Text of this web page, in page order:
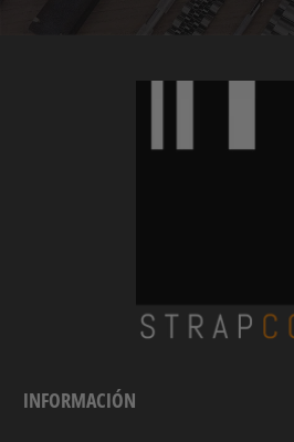
INFORMACIÓN